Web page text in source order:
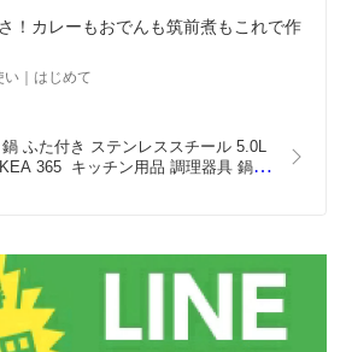
！カレーもおでんも筑前煮もこれで作
い｜はじめて
鍋 ふた付き ステンレススチール 5.0L
365  キッチン用品 調理器具 鍋